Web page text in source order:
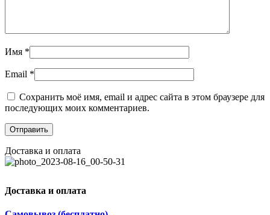
Имя *
Email *
Сохранить моё имя, email и адрес сайта в этом браузере для
последующих моих комментариев.
Доставка и оплата
Доставка и оплата